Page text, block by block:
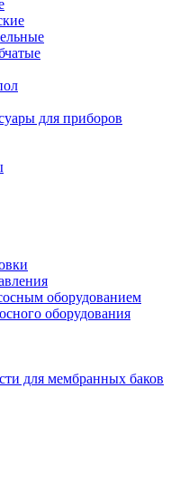
для приборов
оборудованием
оборудования
для мембранных баков